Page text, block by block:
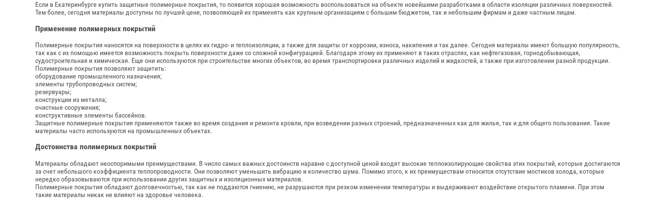
Если в Екатеринбурге купить защитные полимерные покрытия, то появится хорошая возможность воспользоваться на объекте новейшими разработками в области изоляции различных поверхностей.
Тем более, сегодня материалы доступны по лучшей цене, позволяющей их применять как крупным организациям с большим бюджетом, так и небольшим фирмам и даже частным лицам.
Применение полимерных покрытий
Полимерные покрытия наносятся на поверхности в целях их гидро- и теплоизоляции, а также для защиты от коррозии, износа, накипения и так далее. Сегодня материалы имеют большую популярность,
так как с их помощью имеется возможность покрыть поверхности даже со сложной конфигурацией. Благодаря этому их применяют в таких отраслях, как нефтегазовая, горнодобывающая,
судостроительная и химическая. Еще они используются при строительстве многих объектов, во время транспортировки различных изделий и жидкостей, а также при изготовлении разной продукции.
Полимерные покрытия позволяют защитить:
оборудование промышленного назначения;
элементы трубопроводных систем;
резервуары;
конструкции из металла;
очистные сооружения;
конструктивные элементы бассейнов.
Защитные полимерные покрытия применяются также во время создания и ремонта кровли, при возведении разных строений, предназначенных как для жилья, так и для общего пользования. Такие
материалы часто используются на промышленных объектах.
Достоинства полимерных покрытий
Материалы обладают неоспоримыми преимуществами. В число самых важных достоинств наравне с доступной ценой входят высокие теплоизолирующие свойства этих покрытий, которые достигаются
за счет небольшого коэффициента теплопроводности. Они позволяют уменьшить вибрацию и количество шума. Помимо этого, к их преимуществам относится отсутствие мостиков холода, которые
нередко образовываются при использовании других защитных и изоляционных материалов.
Полимерные покрытия обладают долговечностью, так как не поддаются гниению, не разрушаются при резком изменении температуры и выдерживают воздействие открытого пламени. При этом
такие материалы никак не влияют на здоровье человека.